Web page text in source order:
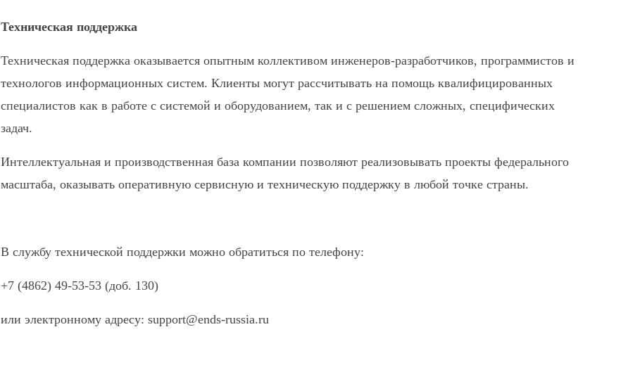
Техническая поддержка
Техническая поддержка оказывается опытным коллективом инженеров-разработчиков, программистов и
технологов информационных систем. Клиенты могут рассчитывать на помощь квалифицированных
специалистов как в работе с системой и оборудованием, так и с решением сложных, специфических
задач.
Интеллектуальная и производственная база компании позволяют реализовывать проекты федерального
масштаба, оказывать оперативную сервисную и техническую поддержку в любой точке страны.
В службу технической поддержки можно обратиться по телефону:
+7 (4862) 49-53-53 (доб. 130)
или электронному адресу: support@ends-russia.ru